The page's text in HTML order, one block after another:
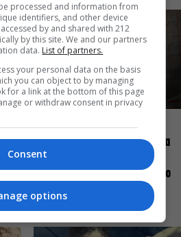
Βαγγέλης Μπίκος: Έμαθα να
δίνω αξία στο ποιος είμαι
πάνω στη σκηνή και όχι στο
πως χορεύω
processed and information from
identifiers, and other device
by and shared with 212
by this site. We and our partners
data. List of partners.
your personal data on the basis
you can object to by managing
for a link at the bottom of this page
or withdraw consent in privacy
Consent
options